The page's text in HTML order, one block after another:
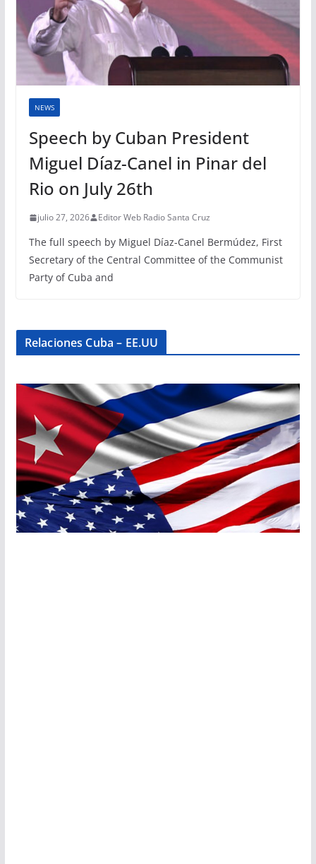
NEWS
Speech by Cuban President
Miguel Díaz-Canel in Pinar del
Rio on July 26th
julio 27, 2026 Editor Web Radio Santa Cruz
The full speech by Miguel Díaz-Canel Bermúdez, First
Secretary of the Central Committee of the Communist
Party of Cuba and
Relaciones Cuba – EE.UU